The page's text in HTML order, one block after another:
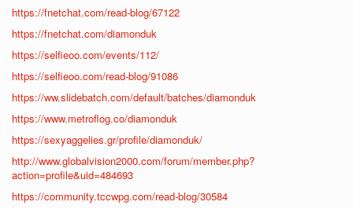
https://fnetchat.com/read-blog/67122
https://fnetchat.com/diamonduk
https://selfieoo.com/events/112/
https://selfieoo.com/read-blog/91086
https://ww.slidebatch.com/default/batches/diamonduk
https://www.metroflog.co/diamonduk
https://sexyaggelies.gr/profile/diamonduk/
http://www.globalvision2000.com/forum/member.php?
action=profile&uid=484693
https://community.tccwpg.com/read-blog/30584